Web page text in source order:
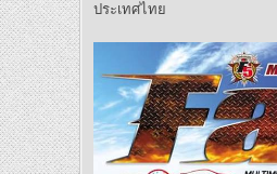
ประเทศไทย